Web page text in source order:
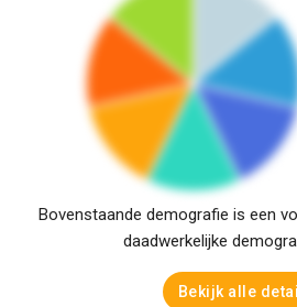
Bovenstaande demografie is een
daadwerkelijke
Bekijk alle